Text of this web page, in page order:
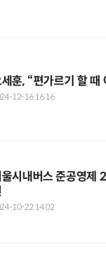
훈, “편가르기 할
12-16 16:16
시내버스 준공영제
10-22 14:02